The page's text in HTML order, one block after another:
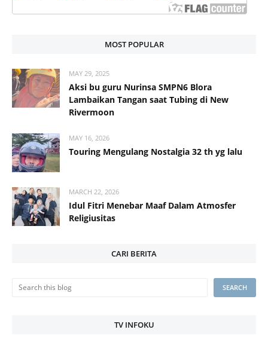
MOST POPULAR
MAY 29, 2025
Aksi bu guru Nurinsa SMPN6 Blora
Lambaikan Tangan saat Tubing di New
Rivermoon
MAY 16, 2026
Touring Mengulang Nostalgia 32 th yg lalu
MARCH 22, 2026
Idul Fitri Menebar Maaf Dalam Atmosfer
Religiusitas
CARI BERITA
TV INFOKU